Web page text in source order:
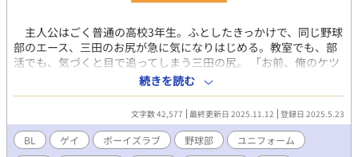
主人公はごく普通の高校3年生。ふとしたきっかけで、同じ野球
部のエース、三田のお尻が急に気になりはじめる。教室でも、部
活でも、気づくと目で追ってしまう三田の尻。 「お前、俺のケツ
ばっか見てるよな」そういって三田は、それから俺をからかうよ
うになっていって。
続きを読む
文字数 42,577 最終更新日 2025.11.12 登録日 2025.5.23
BL ゲイ ボーイズラブ 野球部
ユニフォーム